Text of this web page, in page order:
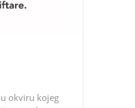
okviru kojeg